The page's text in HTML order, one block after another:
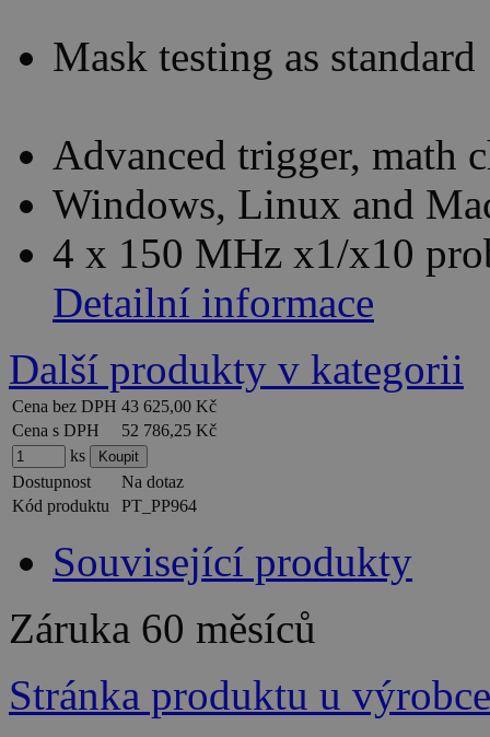
Mask testing as standard
Advanced trigger, math
Windows, Linux and
4 x 150 MHz x1/x10
Detailní informace
Další produkty v kategorii
Cena bez DPH 43 625,00 Kč
Cena s DPH
52 786,25 Kč
ks
Dostupnost
Na dotaz
Kód produktu
PT_PP964
Související produkty
Záruka 60 měsíců
Stránka produktu u výrobce